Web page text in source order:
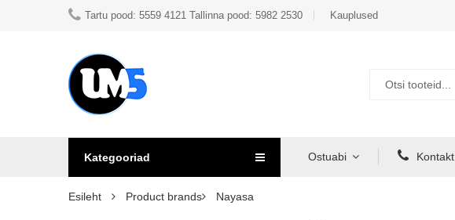
Tartu pood: 5559 4121 Tallinna pood: 5982 2530 Kauplused
Kategooriad Ostuabi Kontakt
Esileht Product brands Nayasa